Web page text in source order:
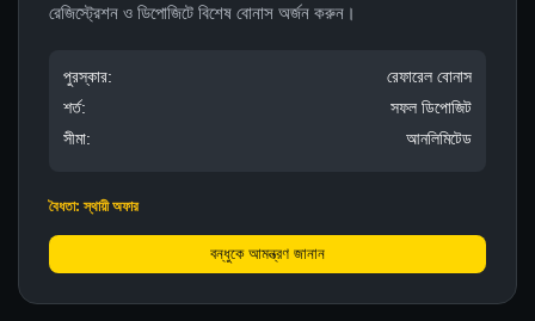
রেজিস্ট্রেশন ও ডিপোজিটে বিশেষ বোনাস অর্জন করুন।
পুরস্কার:
রেফারেল বোনাস
শর্ত:
সফল ডিপোজিট
সীমা:
আনলিমিটেড
বৈধতা: স্থায়ী অফার
বন্ধুকে আমন্ত্রণ জানান